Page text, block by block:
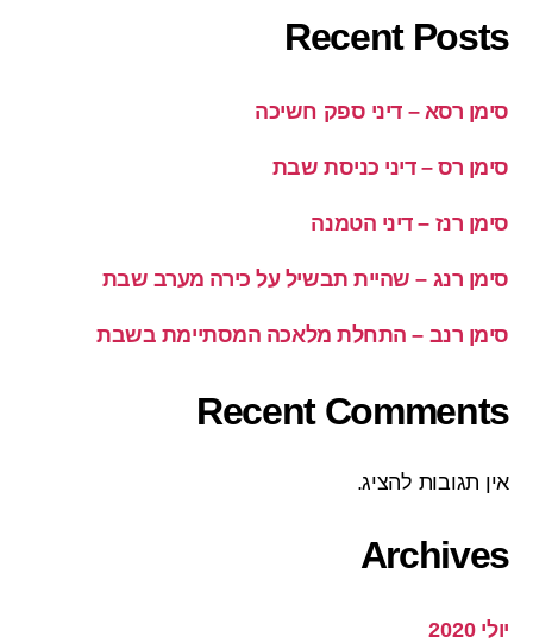
Recent Posts
סימן רסא – דיני ספק חשיכה
סימן רס – דיני כניסת שבת
סימן רנז – דיני הטמנה
סימן רנג – שהיית תבשיל על כירה מערב שבת
סימן רנב – התחלת מלאכה המסתיימת בשבת
Recent Comments
אין תגובות להציג.
Archives
יולי 2020